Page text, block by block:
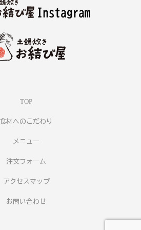
TOP
食材へのこだわり
メニュー
注文フォーム
アクセスマップ
お問い合わせ